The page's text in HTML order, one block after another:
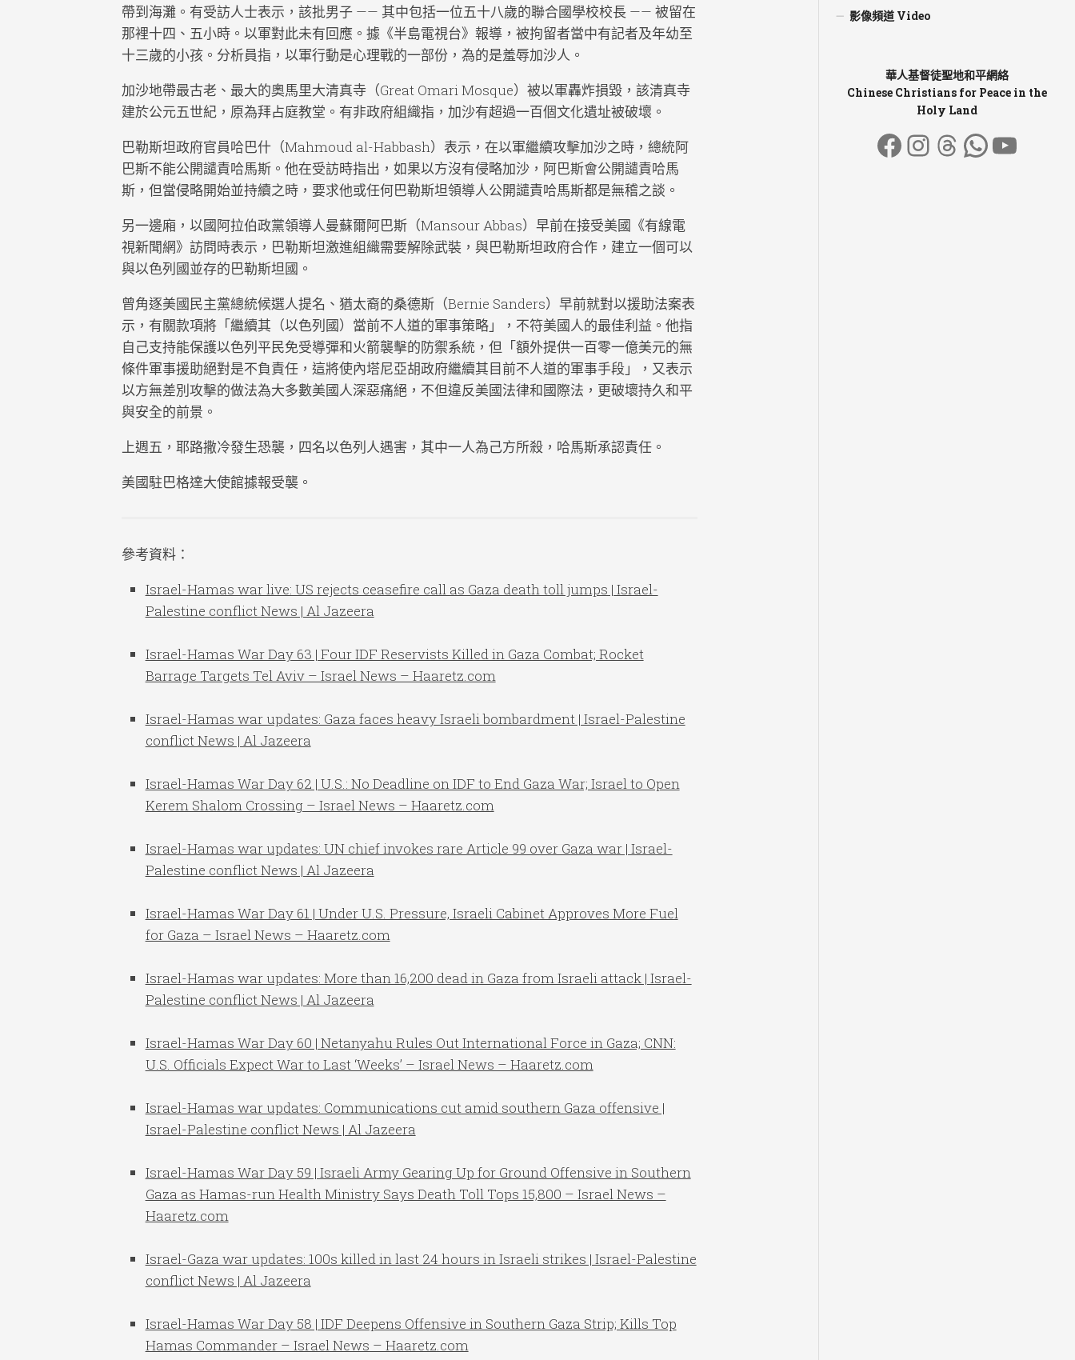
帶到海灘。有受訪人士表示，該批男子 —— 其中包括一位五十八歲的聯合國學校校長 —— 被留在
那裡十四、五小時。以軍對此未有回應。據《半島電視台》報導，被拘留者當中有記者及年幼至
十三歲的小孩。分析員指，以軍行動是心理戰的一部份，為的是羞辱加沙人。
加沙地帶最古老、最大的奧馬里大清真寺（Great Omari Mosque）被以軍轟炸損毀，該清真寺
建於公元五世紀，原為拜占庭教堂。有非政府組織指，加沙有超過一百個文化遺址被破壞。
巴勒斯坦政府官員哈巴什（Mahmoud al-Habbash）表示，在以軍繼續攻擊加沙之時，總統阿
巴斯不能公開譴責哈馬斯。他在受訪時指出，如果以方沒有侵略加沙，阿巴斯會公開譴責哈馬
斯，但當侵略開始並持續之時，要求他或任何巴勒斯坦領導人公開譴責哈馬斯都是無稽之談。
另一邊廂，以國阿拉伯政黨領導人曼蘇爾阿巴斯（Mansour Abbas）早前在接受美國《有線電
視新聞網》訪問時表示，巴勒斯坦激進組織需要解除武裝，與巴勒斯坦政府合作，建立一個可以
與以色列國並存的巴勒斯坦國。
曾角逐美國民主黨總統候選人提名、猶太裔的桑德斯（Bernie Sanders）早前就對以援助法案表
示，有關款項將「繼續其（以色列國）當前不人道的軍事策略」，不符美國人的最佳利益。他指
自己支持能保護以色列平民免受導彈和火箭襲擊的防禦系統，但「額外提供一百零一億美元的無
條件軍事援助絕對是不負責任，這將使內塔尼亞胡政府繼續其目前不人道的軍事手段」，又表示
以方無差別攻擊的做法為大多數美國人深惡痛絕，不但違反美國法律和國際法，更破壞持久和平
與安全的前景。
上週五，耶路撒冷發生恐襲，四名以色列人遇害，其中一人為己方所殺，哈馬斯承認責任。
美國駐巴格達大使館據報受襲。
參考資料：
Israel-Hamas war live: US rejects ceasefire call as Gaza death toll jumps | Israel-
Palestine conflict News | Al Jazeera
Israel-Hamas War Day 63 | Four IDF Reservists Killed in Gaza Combat; Rocket
Barrage Targets Tel Aviv – Israel News – Haaretz.com
Israel-Hamas war updates: Gaza faces heavy Israeli bombardment | Israel-Palestine
conflict News | Al Jazeera
Israel-Hamas War Day 62 | U.S.: No Deadline on IDF to End Gaza War; Israel to Open
Kerem Shalom Crossing – Israel News – Haaretz.com
Israel-Hamas war updates: UN chief invokes rare Article 99 over Gaza war | Israel-
Palestine conflict News | Al Jazeera
Israel-Hamas War Day 61 | Under U.S. Pressure, Israeli Cabinet Approves More Fuel
for Gaza – Israel News – Haaretz.com
Israel-Hamas war updates: More than 16,200 dead in Gaza from Israeli attack | Israel-
Palestine conflict News | Al Jazeera
Israel-Hamas War Day 60 | Netanyahu Rules Out International Force in Gaza; CNN:
U.S. Officials Expect War to Last ‘Weeks’ – Israel News – Haaretz.com
Israel-Hamas war updates: Communications cut amid southern Gaza offensive |
Israel-Palestine conflict News | Al Jazeera
Israel-Hamas War Day 59 | Israeli Army Gearing Up for Ground Offensive in Southern
Gaza as Hamas-run Health Ministry Says Death Toll Tops 15,800 – Israel News –
Haaretz.com
Israel-Gaza war updates: 100s killed in last 24 hours in Israeli strikes | Israel-Palestine
conflict News | Al Jazeera
Israel-Hamas War Day 58 | IDF Deepens Offensive in Southern Gaza Strip; Kills Top
Hamas Commander – Israel News – Haaretz.com
影像頻道 Video
華人基督徒聖地和平網絡
Chinese Christians for Peace in the
Holy Land
Facebook
Instagram
Threads